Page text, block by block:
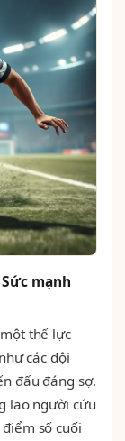
mạnh
thế lực
các đội
đấu đáng sợ.
lao người cứu
số cuối